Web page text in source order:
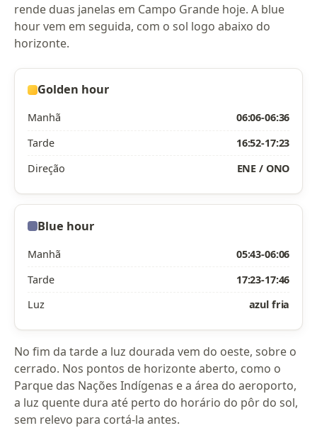
rende duas janelas em Campo Grande hoje. A blue
hour vem em seguida, com o sol logo abaixo do
horizonte.
Golden hour
Manhã
06:06-06:36
Tarde
16:52-17:23
Direção
ENE / ONO
Blue hour
Manhã
05:43-06:06
Tarde
17:23-17:46
Luz
azul fria
No fim da tarde a luz dourada vem do oeste, sobre o
cerrado. Nos pontos de horizonte aberto, como o
Parque das Nações Indígenas e a área do aeroporto,
a luz quente dura até perto do horário do pôr do sol,
sem relevo para cortá-la antes.